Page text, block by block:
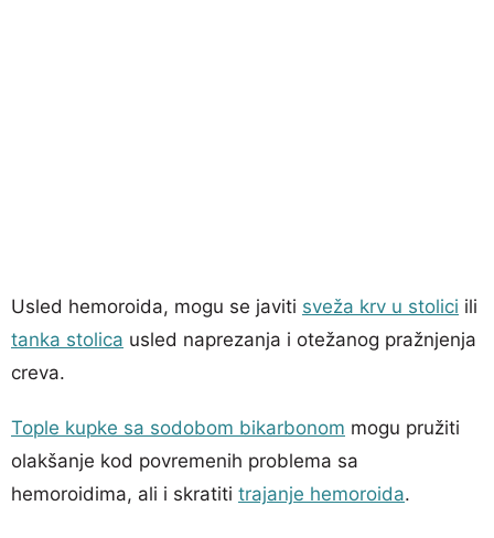
Usled hemoroida, mogu se javiti sveža krv u stolici ili
tanka stolica usled naprezanja i otežanog pražnjenja
creva.
Tople kupke sa sodobom bikarbonom mogu pružiti
olakšanje kod povremenih problema sa
hemoroidima, ali i skratiti trajanje hemoroida.